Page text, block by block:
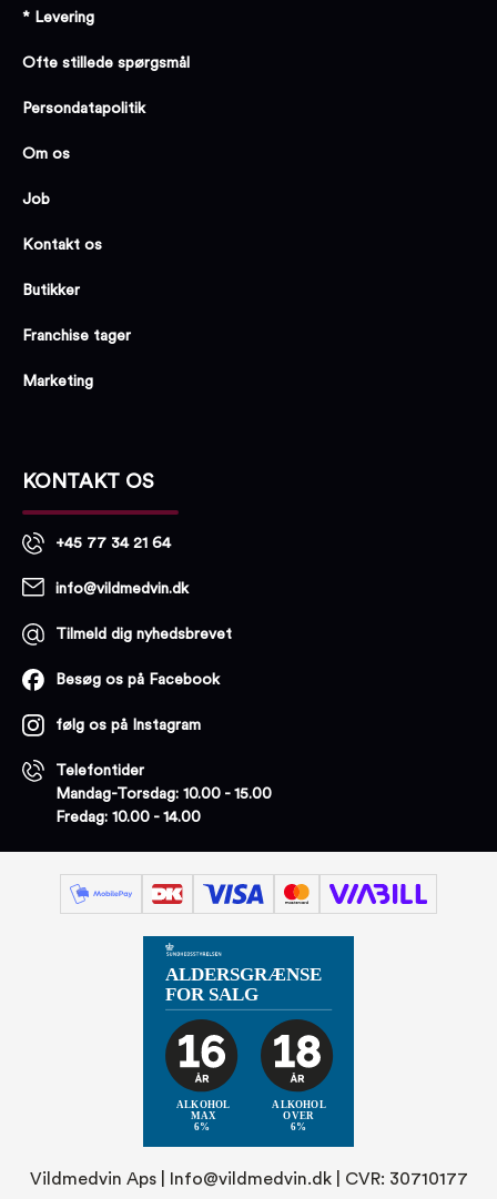
* Levering
Ofte stillede spørgsmål
Persondatapolitik
Om os
Job
Kontakt os
Butikker
Franchise tager
Marketing
KONTAKT OS
+45 77 34 21 64
info@vildmedvin.dk
Tilmeld dig nyhedsbrevet
Besøg os på Facebook
følg os på Instagram
Telefontider
Mandag-Torsdag: 10.00 - 15.00
Fredag: 10.00 - 14.00
Vildmedvin Aps | Info@vildmedvin.dk| CVR: 30710177